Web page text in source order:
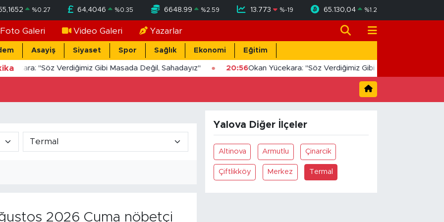
%0.27 64,4046 %0.35 6648.99 %2.59 13.773 %-19 65.130,04 %1.2
Foto Galeri Video Galeri Yazarlar
Asayiş Siyaset Spor Sağlık Ekonomi Eğitim
"Söz Verdiğimiz Gibi Masada Değil, Sahadayız" 20:56Okan Yücekara: "Söz Verdiğimiz Gibi Masada Değil,
2026 Cuma nöbetçi
Yalova Diğer İlçeler
Altinova Armutlu Çinarcik
Çiftlikköy Merkez Termal